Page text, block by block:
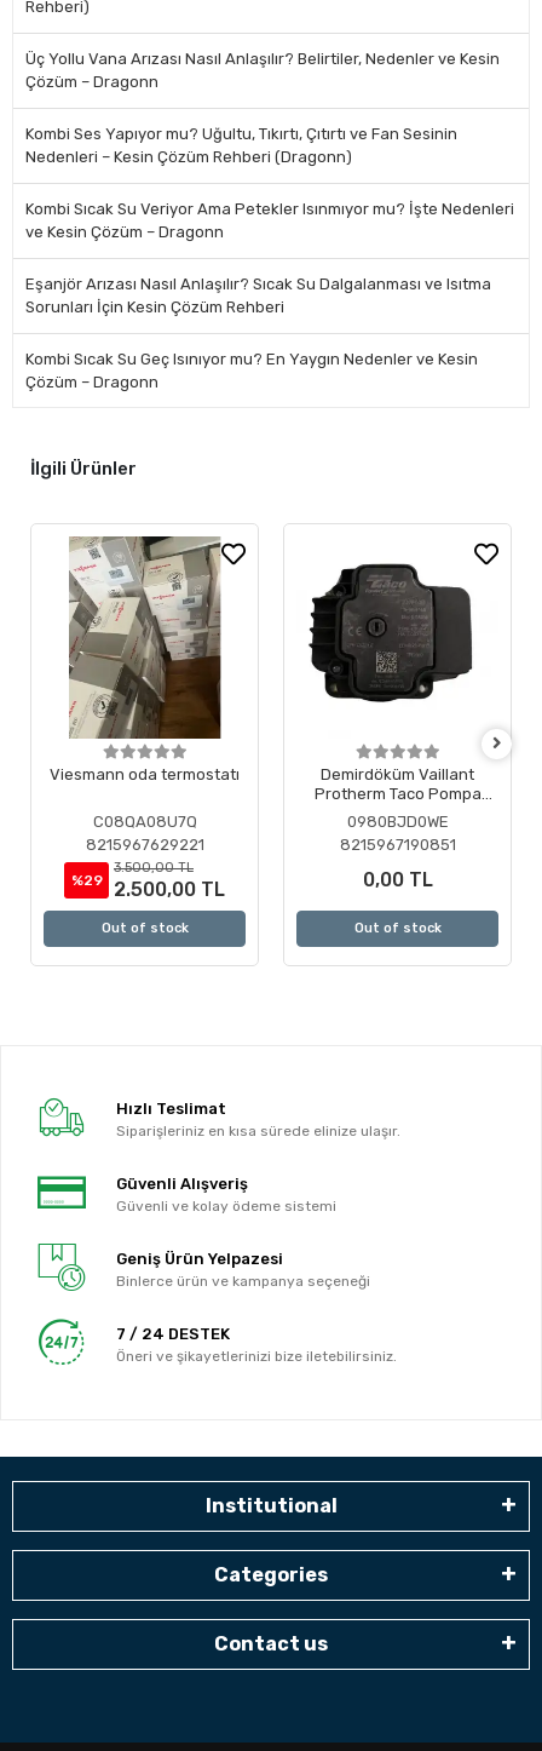
Rehberi)
Üç Yollu Vana Arızası Nasıl Anlaşılır? Belirtiler, Nedenler ve Kesin
Çözüm – Dragonn
Kombi Ses Yapıyor mu? Uğultu, Tıkırtı, Çıtırtı ve Fan Sesinin
Nedenleri – Kesin Çözüm Rehberi (Dragonn)
Kombi Sıcak Su Veriyor Ama Petekler Isınmıyor mu? İşte Nedenleri
ve Kesin Çözüm – Dragonn
Eşanjör Arızası Nasıl Anlaşılır? Sıcak Su Dalgalanması ve Isıtma
Sorunları İçin Kesin Çözüm Rehberi
Kombi Sıcak Su Geç Isınıyor mu? En Yaygın Nedenler ve Kesin
Çözüm – Dragonn
İlgili Ürünler
Viesmann oda termostatı
C08QA08U7Q
8215967629221
%29
3.500,00 TL
2.500,00 TL
Out of stock
Demirdöküm Vaillant
Protherm Taco Pompa
Motoru ( Revizyonlu )
0980BJD0WE
8215967190851
0,00 TL
Out of stock
Hızlı Teslimat
Siparişleriniz en kısa sürede elinize ulaşır.
Güvenli Alışveriş
Güvenli ve kolay ödeme sistemi
Geniş Ürün Yelpazesi
Binlerce ürün ve kampanya seçeneği
7 / 24 DESTEK
Öneri ve şikayetlerinizi bize iletebilirsiniz.
Institutional
Categories
Contact us